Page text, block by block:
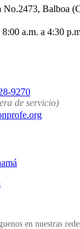
No.2473, Balboa
a.m. a 4:30
9270
de servicio)
en nuestras